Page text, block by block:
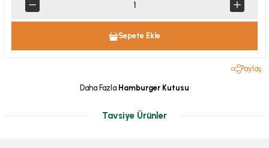
Sepete Ekle
Paylaş
Daha Fazla Hamburger Kutusu
Tavsiye Ürünler